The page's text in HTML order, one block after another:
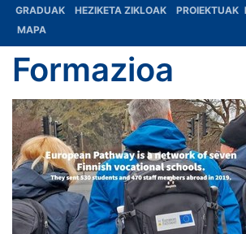
GRADUAK
HEZIKETA ZIKLOAK PROIEKTUAK
MAPA
Formazioa